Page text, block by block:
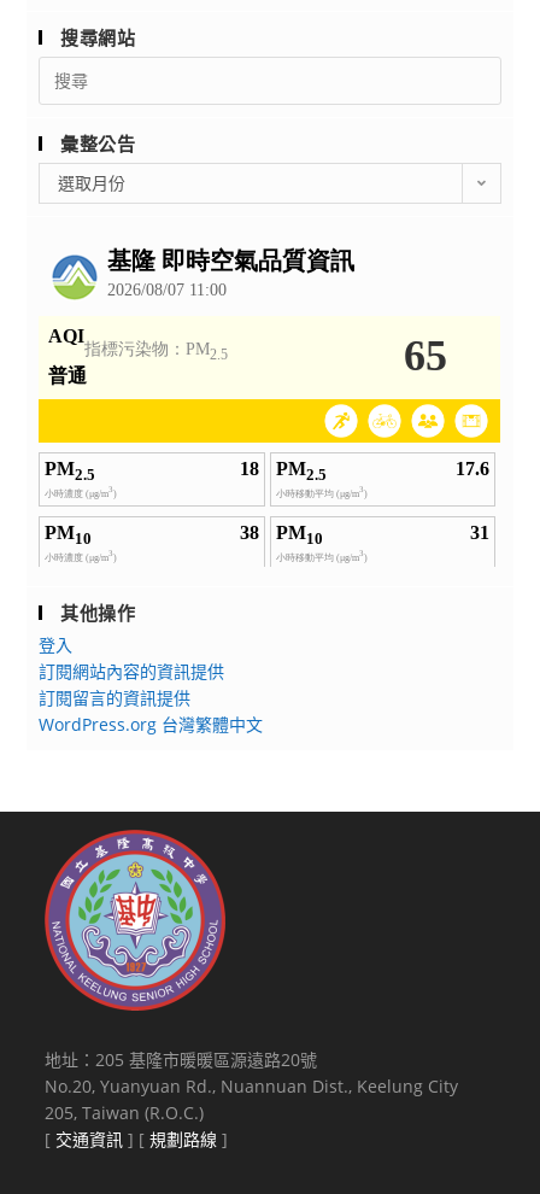
搜尋網站
Search
for:
彙整公告
整
選取月份
其他操作
登入
訂閱網站內容的資訊提供
訂閱留言的資訊提供
WordPress.org 台灣繁體中文
地址：205 基隆市暖暖區源遠路20號
No.20, Yuanyuan Rd., Nuannuan Dist., Keelung City
205, Taiwan (R.O.C.)
[ 交通資訊 ] [規劃路線 ]